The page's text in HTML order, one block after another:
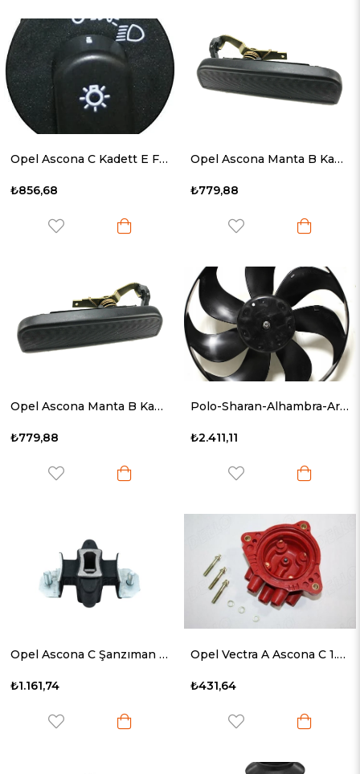
Opel Ascona C Kadett E Far Anahtarı 1982 Sonrası 1240134
₺856,68
Opel Ascona Manta B Kadett C Sol Ön Kapı Dış Kolu 138116
₺779,88
Opel Ascona Manta B Kadett C Sağ Ön Kapı Dış Kolu 138117
₺779,88
Polo-Sharan-Alhambra-Arosa Fan Motoru 1994 Sonrası 6N0959455D
₺2.411,11
Opel Ascona C Şanzıman Takozu 1.3-1.6D 1981-1988 684185
₺1.161,74
Opel Vectra A Ascona C 1.8 Distribütör Kapağı 1988- 1211261
₺431,64